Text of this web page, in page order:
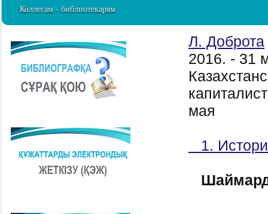
Коллегам - библиотекарям
Л. Доброта
2016. - 31
мая
1.